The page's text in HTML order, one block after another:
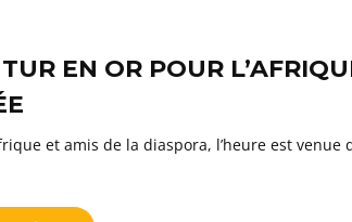
EN OR POUR
et amis de la diaspora, l’heure est